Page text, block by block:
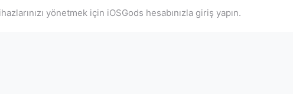
yönetmek için iOSGods hesabınızla giriş yapın.